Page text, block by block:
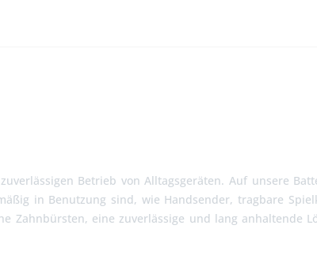
Betrieb von Alltagsgeräten. Auf unsere
in Benutzung sind, wie Handsender, tragbare
Zahnbürsten, eine zuverlässige und lang anhaltende